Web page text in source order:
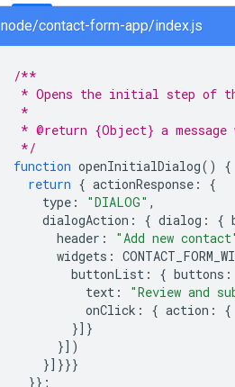
node/contact-form-app/index.js
/**
* Opens the initial step of
*
* @return {Object} a
*/
function openInitialDialog()
{
return { actionResponse :
{
type : "DIALOG" ,
dialogAction : { dialog : {
header : "Add new
widgets :
buttonList : { buttons :
text : "Review and
onClick : { action : {
}]}
}])
}]}}}
}};